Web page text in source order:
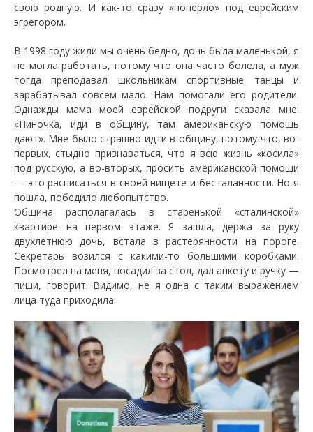
свою родную. И как-то сразу «поперло» под еврейским
эгрегором.
В 1998 году жили мы очень бедно, дочь была маленькой, я
не могла работать, потому что она часто болела, а муж
тогда преподавал школьникам спортивные танцы и
зарабатывал совсем мало. Нам помогали его родители.
Однажды мама моей еврейской подруги сказала мне:
«Ниночка, иди в общину, там американскую помощь
дают». Мне было страшно идти в общину, потому что, во-
первых, стыдно признаваться, что я всю жизнь «косила»
под русскую, а во-вторых, просить американской помощи
— это расписаться в своей нищете и бесталанности. Но я
пошла, победило любопытство.
Община располагалась в старенькой «сталинской»
квартире на первом этаже. Я зашла, держа за руку
двухлетнюю дочь, встала в растерянности на пороге.
Секретарь возился с какими-то большими коробками.
Посмотрел на меня, посадил за стол, дал анкету и ручку —
пиши, говорит. Видимо, не я одна с таким выражением
лица туда приходила.